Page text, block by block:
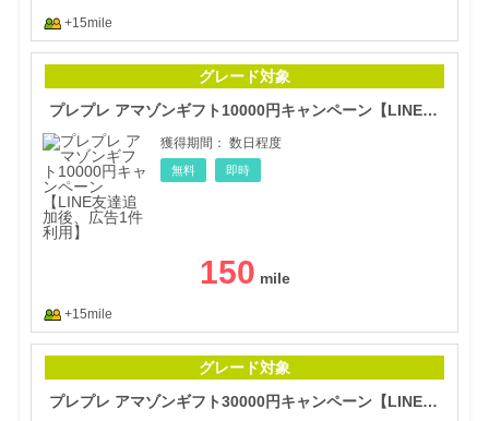
+15mile
グレード対象
プレプレ アマゾンギフト10000円キャンペーン【LINE友達追加後、広告1件利用】
獲得期間： 数日程度
無料 即時
150
+15mile
グレード対象
プレプレ アマゾンギフト30000円キャンペーン【LINE友達追加後、広告1件利用】